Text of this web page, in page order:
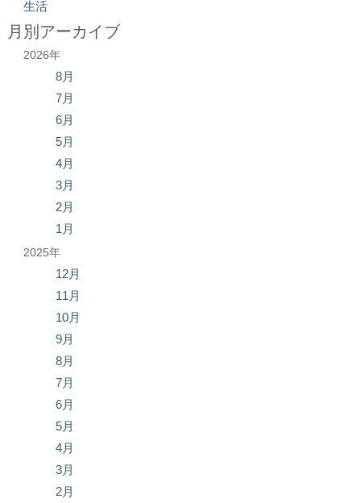
生活
月別アーカイブ
2026年
8月
7月
6月
5月
4月
3月
2月
1月
2025年
12月
11月
10月
9月
8月
7月
6月
5月
4月
3月
2月